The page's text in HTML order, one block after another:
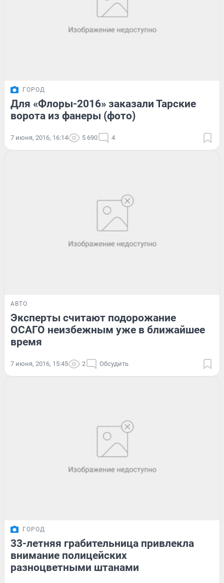
ГОРОД
Для «Флоры-2016» заказали Тарские
ворота из фанеры (фото)
7 июня, 2016, 16:14 5 690 4
АВТО
Эксперты считают подорожание
ОСАГО неизбежным уже в ближайшее
время
7 июня, 2016, 15:45 2 Обсудить
ГОРОД
33-летняя грабительница привлекла
внимание полицейских
разноцветными штанами